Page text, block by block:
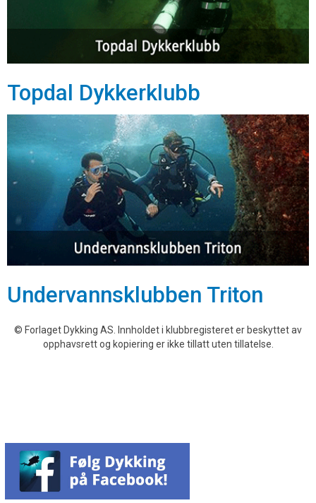
Topdal Dykkerklubb
Undervannsklubben Triton
© Forlaget Dykking AS. Innholdet i klubbregisteret er beskyttet av
opphavsrett og kopiering er ikke tillatt uten tillatelse.